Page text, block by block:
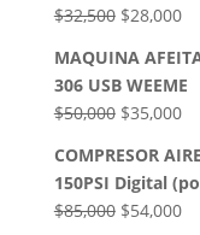
$32,500 El
original
era:
$32,500.
$28,000El
es:
MAQUINA
306 USB WEEME
$50,000 El
original
era:
$50,000.
$35,000El
COMPRESOR
150PSI Digital
$85,000 El
$54,000El